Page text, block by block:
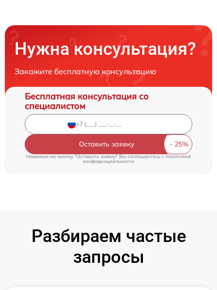
Нужна консультация?
Закажите бесплатную консультацию
Бесплатная консультация со
специалистом
Оставить заявку
Нажимая на кнопку "Оставить заявку" Вы соглашаетесь cполитикой
конфиденциальности
Разбираем частые
запросы